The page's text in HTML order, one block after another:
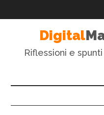
Digital
Riflessioni e